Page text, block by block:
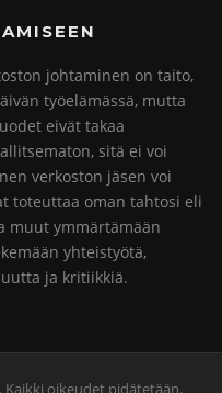
johtaminen on taito,
työelämässä, mutta
eivät takaa
sitä ei voi
verkoston jäsen voi
toteuttaa oman tahtosi eli
muut ymmärtämään
yhteistyötä,
ja kritiikkiä.